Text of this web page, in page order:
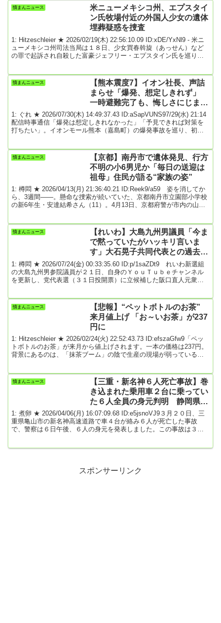
う」と前のめりだった。高市氏の側近は「連立の相手は国民民主」
と言い切る。高市氏が訴える外国人政策の厳格化やスパイ防止法制
定、憲法改正はいずれも、国民民主の主...
憤まんニュース
米ニューメキシコ州、エプスタイ
ン氏牧場付近の外国人少女の遺体
埋葬疑惑を捜査
1: Hitzeschleier ★ 2026/02/19(木) 22:56:10.09 ID:xDE/YxNl9 - 米ニ
ューメキシコ州司法‌当局は１８日、少女買春斡⁠旋（あっせん）など
の罪で起訴され自殺した富豪ジ​ェフリー・エプスタイン氏を巡り米
外国人少女２人の遺体を埋めるよ‌う命じたとす​る内容だ。州司法当
局‌の報道官は、この疑惑が記載され⁠た２０１９年の電子メ...
憤まんニュース
【熊本震度7】イオン社長、声詰
まらせ「爆発、想定しきれず」
一時避難完了も、悔しさにじませ
★5
1: ぐれ ★ 2026/07/30(木) 14:49:37.43 ID:aSapVUNS97/29(水) 21:14
配信時事通信「爆発は想定しきれなかった」「予見できれば対策を
打ちたい」。イオンモール熊本（嘉島町）の爆発事故を巡り、初め
よると、同施設は10年前の熊本地震でも被災し一時閉店したが、約3
カ月後に再オープンした。過去にガスによる爆発事故は起きておら
憤まんニュース
【京都】南丹市で遺体発見、行方
不明の小6男児か「毎日の送迎は
祖母」住民が語る“家族の姿”
1: 樽悶 ★ 2026/04/13(月) 21:36:40.21 ID:Reek9/a59 姿を消してか
ら、3週間――。懸命な捜索が続いていた、京都南丹市立園部小学校
の新6年生・安達結希さん（11）。4月13日、京都府警が市内の山中
用の黒い靴が見つかっていた。「捜査関係者によると、園部小から
南西に約6km、自宅から北に約3kmの山中周辺などを約50人態勢で
憤まんニュース
【れいわ】大島九州男議員「今ま
で黙っていたがハッキリ言いま
す」大石晃子共同代表との過去の
やりとり明かす
1: 樽悶 ★ 2026/07/24(金) 00:33:35.60 ID:p/1saZDt9 れいわ新選組
の大島九州男参院議員が２１日、自身のＹｏｕＴｕｂｅチャンネル
を更新し、党代表選（３１日投開票）に立候補した阪口直人元衆院
必要。次の代表がどういうふうな答えをするか、政策を訴えていく
かで広く国民の皆さんにアピールする機会になる。代表選がないの
はマイナス。山本幹事長しか出ないん...
憤まんニュース
【悲報】“ペットボトルのお茶”
来月値上げ 「お～いお茶」が237
円に
1: Hitzeschleier ★ 2026/02/24(火) 22:52:43.73 ID:efszaGfw9「ペッ
トボトルのお茶」が来月から値上げされます。一本の価格は237円。
背景にあるのは、「抹茶ブーム」の陰で生産の現場が弱っている現
伊藤園やコカ・コーラの緑茶製品です。「お～いお茶」の希望小売
価格は、3年前は税込みで172円でしたが、今回、237円に。「もっと
憤まんニュース
【三重・新名神６人死亡事故】巻
き込まれた乗用車２台に乗ってい
た６人全員の身元判明 静岡県在
住の家族５人と埼玉県在住の男性
１人
1: 煮卵 ★ 2026/04/06(月) 16:07:09.68 ID:e5jsnoVJ9３月２０日、三
重県亀山市の新名神高速道路で車４台が絡み６人が死亡した事故
で、警察は６日午後、６人の身元を発表しました。この事故は３月
死亡したのは、乗用車に乗っていた静岡...
スポンサーリンク